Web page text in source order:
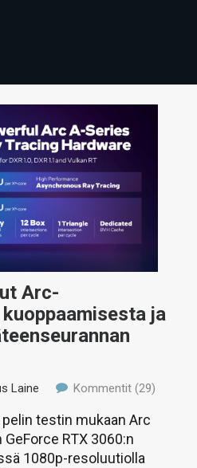
Arc-
ja
Laine Kommentit (29)
testin mukaan Arc
RTX 3060:n
1080p-resoluutiolla